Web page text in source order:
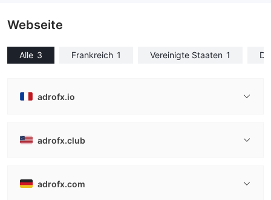
Webseite
Alle 3 Frankreich 1 Vereinigte Staaten 1
adrofx.io
adrofx.club
adrofx.com